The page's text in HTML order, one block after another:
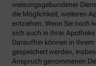
weisungsgebundener
die Möglichkeit, weiteren
entziehen. Wenn Sie noch
sich auch in Ihrer
Daraufhin können in
gespeichert werden,
Anspruch genommenen